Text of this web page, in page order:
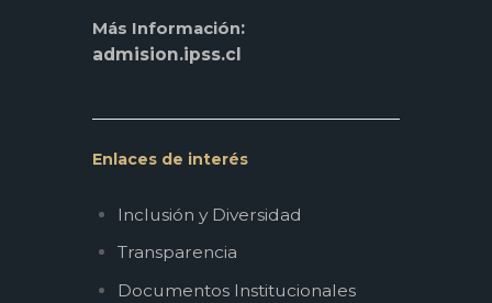
Más Información:
admision.ipss.cl
Enlaces de interés
Inclusión y Diversidad
Transparencia
Documentos Institucionales